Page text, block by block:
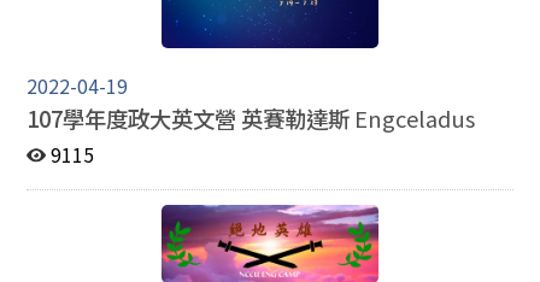
2022-04-19
107學年度政大英文營 英賽勒達斯 Engceladus
9115